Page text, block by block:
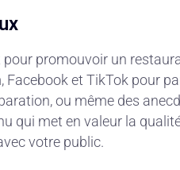
promouvoir un
et TikTok pour
ou même des
qui met en valeur la
votre public.